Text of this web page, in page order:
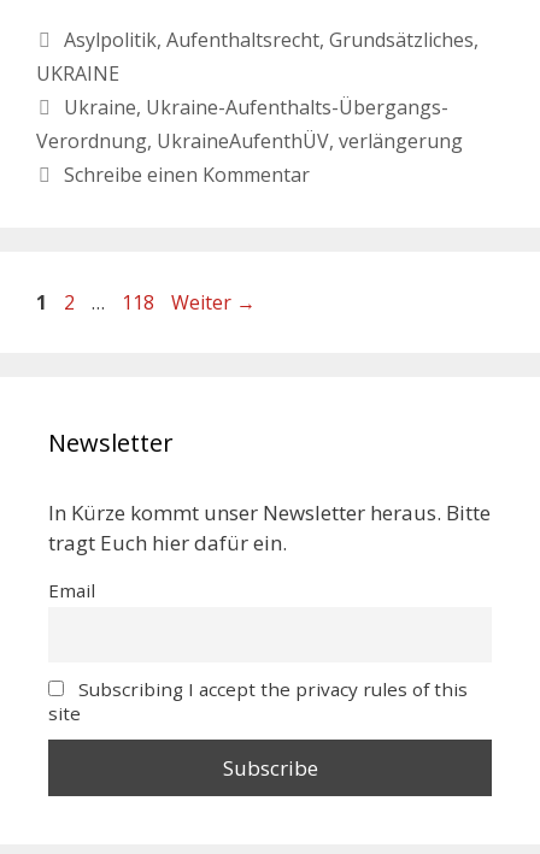
Asylpolitik, Aufenthaltsrecht, Grundsätzliches,
UKRAINE
Ukraine, Ukraine-Aufenthalts-Übergangs-
Verordnung, UkraineAufenthÜV, verlängerung
Schreibe einen Kommentar
1 2 … 118 Weiter →
Newsletter
In Kürze kommt unser Newsletter heraus. Bitte
tragt Euch hier dafür ein.
Email
Subscribing I accept the privacy rules of this
site